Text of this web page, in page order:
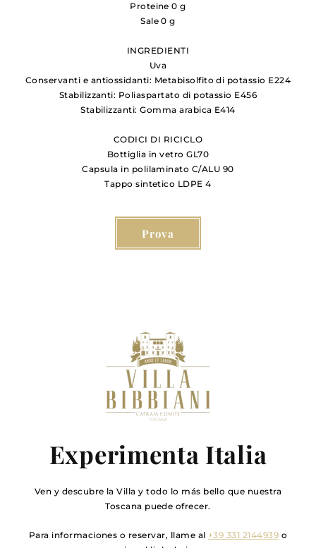
Proteine 0 g
Sale 0 g
INGREDIENTI
Uva
Conservanti e antiossidanti: Metabisolfito di potassio E224
Stabilizzanti: Poliaspartato di potassio E456
Stabilizzanti: Gomma arabica E414
CODICI DI RICICLO
Bottiglia in vetro GL70
Capsula in polilaminato C/ALU 90
Tappo sintetico LDPE 4
Prova
Experimenta Italia
Ven y descubre la Villa y todo lo más bello que nuestra
Toscana puede ofrecer.
Para informaciones o reservar, llame al +39 331 2144939 o